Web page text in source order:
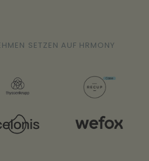
SETZEN AUF HRMONY